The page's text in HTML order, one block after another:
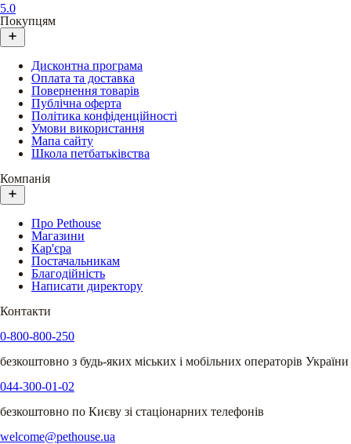
5.0
Покупцям
Дисконтна програма
Оплата та доставка
Повернення товарів
Публічна оферта
Політика конфіденційності
Умови використання
Мапа сайту
Школа петбатьківства
Компанія
Про Pethouse
Магазини
Кар'єра
Постачальникам
Благодійність
Написати директору
Контакти
0-800-800-250
безкоштовно з будь-яких міських і мобільних операторів України
044-300-01-02
безкоштовно по Києву зі стаціонарних телефонів
welcome@pethouse.ua